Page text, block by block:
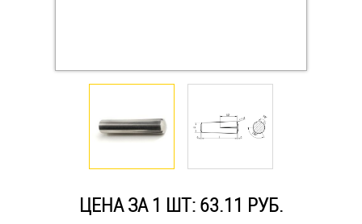
Оснастка и аксессуары для яхт
Стопорные кольца
ЦЕНА ЗА 1 ШТ: 63.11 РУБ.